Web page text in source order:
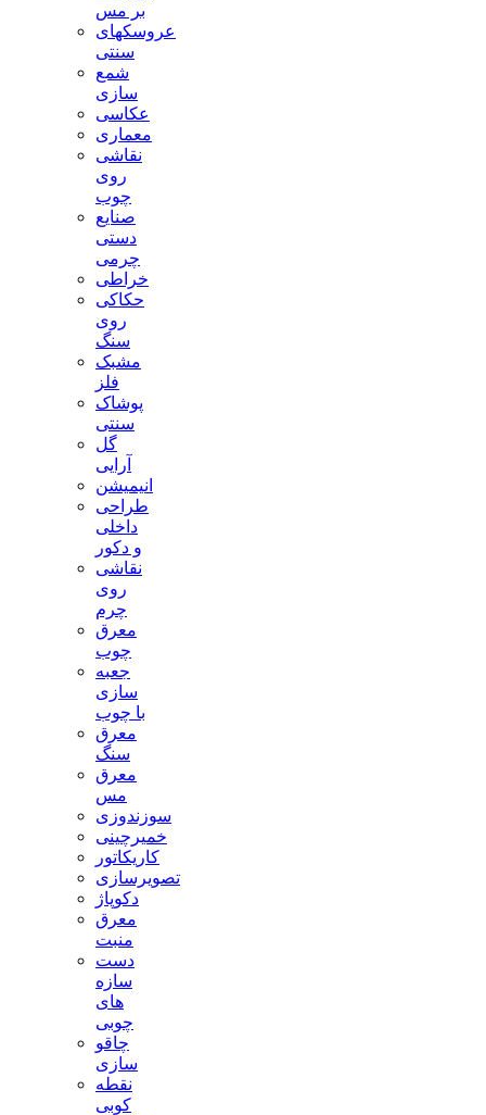
بر مس
عروسکهای
سنتی
شمع
سازی
عکاسی
معماری
نقاشی
روی
چوب
صنایع
دستی
چرمی
خراطی
حکاکی
روی
سنگ
مشبک
فلز
پوشاک
سنتی
گل
آرایی
انیمیشن
طراحی
داخلی
و دکور
نقاشی
روی
چرم
معرق
چوب
جعبه
سازی
با چوب
معرق
سنگ
معرق
مس
سوزندوزی
خمیرچینی
کاریکاتور
تصویرسازی
دکوپاژ
معرق
منبت
دست
سازه
های
چوبی
چاقو
سازی
نقطه
کوبی